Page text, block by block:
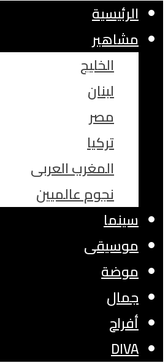
الرئيسية
مشاهير
الخليج
لبنان
مصر
تركيا
المغرب العربى
نجوم عالميين
سينما
موسيقى
موضة
جمال
أفراح
DIVA